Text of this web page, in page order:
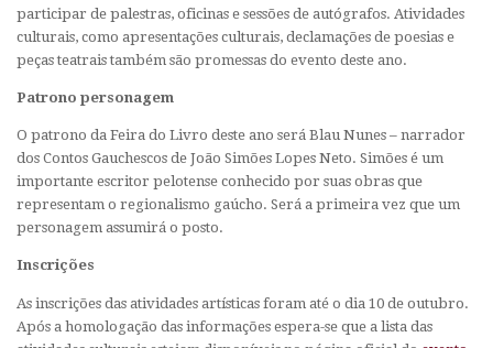
participar de palestras, oficinas e sessões de autógrafos. Atividades
culturais, como apresentações culturais, declamações de poesias e
peças teatrais também são promessas do evento deste ano.
Patrono personagem
O patrono da Feira do Livro deste ano será Blau Nunes – narrador
dos Contos Gauchescos de João Simões Lopes Neto. Simões é um
importante escritor pelotense conhecido por suas obras que
representam o regionalismo gaúcho. Será a primeira vez que um
personagem assumirá o posto.
Inscrições
As inscrições das atividades artísticas foram até o dia 10 de outubro.
Após a homologação das informações espera-se que a lista das